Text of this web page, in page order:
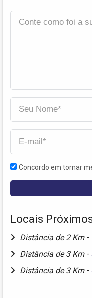
Concordo em tornar
Locais
Distância de 2 Km -
Distância de 3 Km -
Distância de 3 Km -